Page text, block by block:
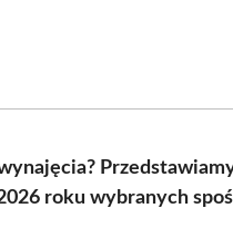
roku wybranych